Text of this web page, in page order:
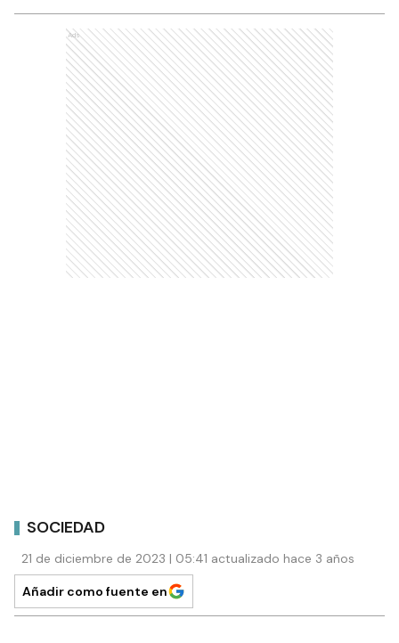
Ads
SOCIEDAD
21 de diciembre de 2023 | 05:41 actualizado hace 3 años
Añadir como fuente en